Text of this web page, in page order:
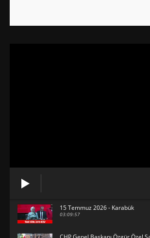
15 Temmuz 2026 - Karabük
03:09:57